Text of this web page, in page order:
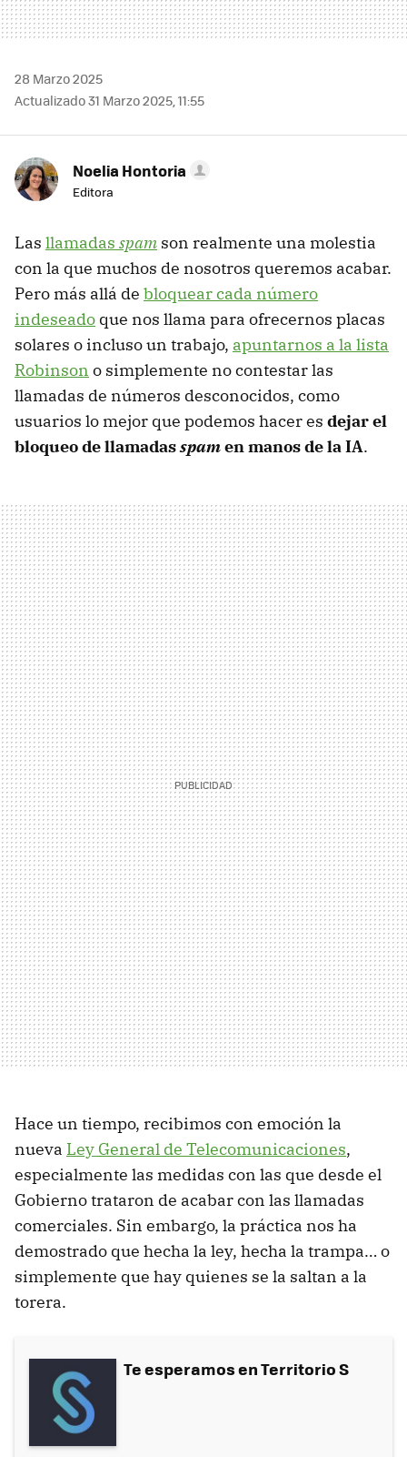
28 Marzo 2025
Actualizado 31 Marzo 2025, 11:55
Noelia Hontoria
Editora
Las llamadas spam son realmente una molestia
con la que muchos de nosotros queremos acabar.
Pero más allá de bloquear cada número
indeseado que nos llama para ofrecernos placas
solares o incluso un trabajo, apuntarnos a la lista
Robinson o simplemente no contestar las
llamadas de números desconocidos, como
usuarios lo mejor que podemos hacer es dejar el
bloqueo de llamadasspamen manos de la IA.
Hace un tiempo, recibimos con emoción la
nueva Ley General de Telecomunicaciones,
especialmente las medidas con las que desde el
Gobierno trataron de acabar con las llamadas
comerciales. Sin embargo, la práctica nos ha
demostrado que hecha la ley, hecha la trampa… o
simplemente que hay quienes se la saltan a la
torera.
Te esperamos en Territorio S